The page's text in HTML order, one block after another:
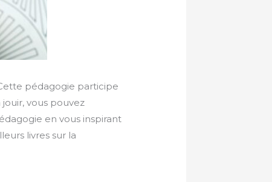
pédagogie participe
vous pouvez
en vous inspirant
livres sur la